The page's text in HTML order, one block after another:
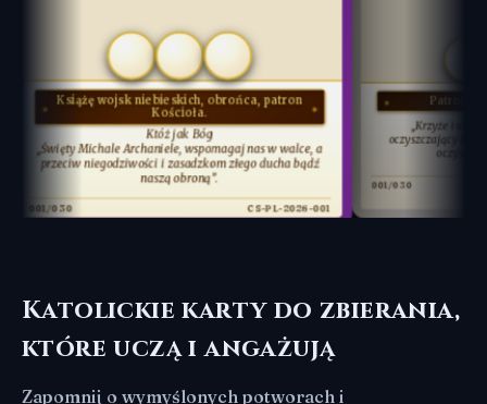
wojsk niebieskich, obrońca, patron
Michale Archaniele, wspomagaj nas w walce, a
niegodziwości i zasadzkom złego ducha bądź
naszą obroną”.
CS-PL-2026-001
Patron lotników,
„Krzyże i utrapienia na tym
oczyszczający ogień. Ten, kto w
oczyszczony jak złoto
Katolickie karty do zbierania,
które uczą i angażują
Zapomnij o wymyślonych potworach i